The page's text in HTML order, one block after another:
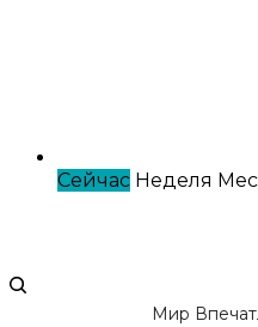
Сейчас Неделя
Мир